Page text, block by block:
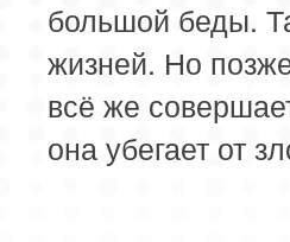
большой беды.
жизней. Но
всё же
она убегает от